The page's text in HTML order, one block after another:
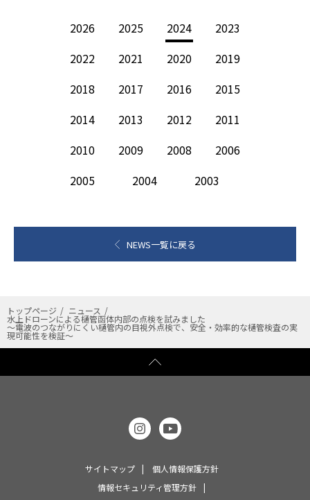
2026 2025 2024
2023
2022
2021 2020
2019
2018
2017 2016
2015
2014
2013 2012
2011
2010
2009 2008
2006
2005
2004 2003
NEWS一覧に戻る
トップページ ニュース
水上ドローンによる樋管函体内部の点検を試みました
～電波のつながりにくい樋管内の目視外点検で、安全・効率的な樋管検査の実
現可能性を検証～
サイトマップ
個人情報保護方針
情報セキュリティ管理方針